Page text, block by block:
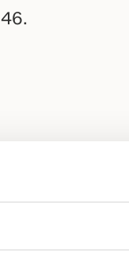
koti!
ulkomuotoa,